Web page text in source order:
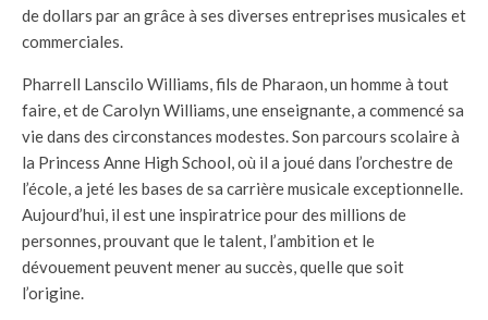
de dollars par an grâce à ses diverses entreprises musicales et
commerciales.
Pharrell Lanscilo Williams, fils de Pharaon, un homme à tout
faire, et de Carolyn Williams, une enseignante, a commencé sa
vie dans des circonstances modestes. Son parcours scolaire à
la Princess Anne High School, où il a joué dans l’orchestre de
l’école, a jeté les bases de sa carrière musicale exceptionnelle.
Aujourd’hui, il est une inspiratrice pour des millions de
personnes, prouvant que le talent, l’ambition et le
dévouement peuvent mener au succès, quelle que soit
l’origine.